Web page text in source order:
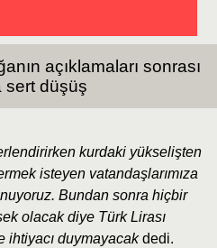
açıklamaları sonrası
sert düşüş
kurdaki yükselişten
isteyen vatandaşlarımıza
Bundan sonra hiçbir
olacak diye Türk Lirası
ihtiyacı duymayacakdedi.